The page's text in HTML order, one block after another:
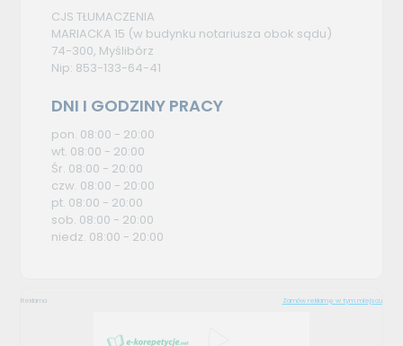
CJS TŁUMACZENIA
MARIACKA 15 (w budynku notariusza obok sądu)
74-300, Myślibórz
Nip: 853-133-64-41
DNI I GODZINY PRACY
pon. 08:00 - 20:00
wt. 08:00 - 20:00
Śr. 08:00 - 20:00
czw. 08:00 - 20:00
pt. 08:00 - 20:00
sob. 08:00 - 20:00
niedz. 08:00 - 20:00
Reklama Zamów reklamę w tym miejscu